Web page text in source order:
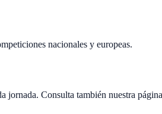
nacionales y europeas.
jornada. Consulta también nuestra